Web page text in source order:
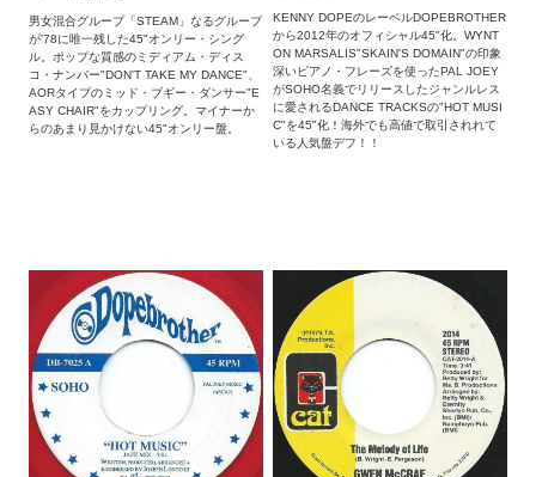
男女混合グループ「STEAM」なるグループ
が'78に唯一残した45"オンリー・シング
ル。ポップな質感のミディアム・ディス
コ・ナンバー"DON'T TAKE MY DANCE"、
AORタイプのミッド・ブギー・ダンサー"E
ASY CHAIR"をカップリング。マイナーか
らのあまり見かけない45"オンリー盤。
KENNY DOPEのレーベルDOPEBROTHER
から2012年のオフィシャル45"化。WYNT
ON MARSALIS"SKAIN'S DOMAIN"の印象
深いピアノ・フレーズを使ったPAL JOEY
がSOHO名義でリリースしたジャンルレス
に愛されるDANCE TRACKSの"HOT MUSI
C"を45"化！海外でも高値で取引されれて
いる人気盤デフ！！